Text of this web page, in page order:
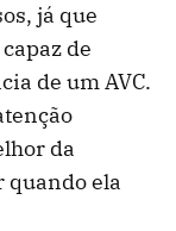
já que
de
de um AVC.
da
quando ela